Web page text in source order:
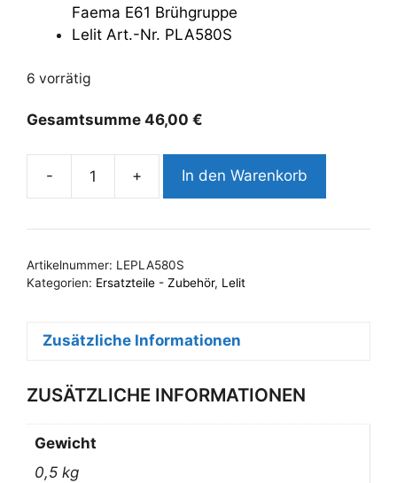
Faema E61 Brühgruppe
Lelit Art.-Nr. PLA580S
6 vorrätig
Gesamtsumme 46,00 €
-
Lelit
58mm
Bodenlos
Menge
+ In den Warenkorb
Artikelnummer: LEPLA580S
Kategorien: Ersatzteile - Zubehör, Lelit
Zusätzliche Informationen
ZUSÄTZLICHE INFORMATIONEN
Gewicht
0,5 kg